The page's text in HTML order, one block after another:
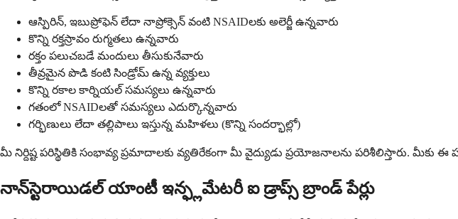
ఆస్పిరిన్, ఇబుప్రోఫెన్ లేదా నాప్రోక్సెన్ వంటి NSAIDలకు అలెర్జీ ఉన్నవారు
కొన్ని రక్తస్రావం రుగ్మతలు ఉన్నవారు
రక్తం పలుచబడే మందులు తీసుకునేవారు
తీవ్రమైన పొడి కంటి సిండ్రోమ్ ఉన్న వ్యక్తులు
కొన్ని రకాల కార్నియల్ సమస్యలు ఉన్నవారు
గతంలో NSAIDలతో సమస్యలు ఎదుర్కొన్నవారు
గర్భిణులు లేదా తల్లిపాలు ఇస్తున్న మహిళలు (కొన్ని సందర్భాల్లో)
మీ నిర్దిష్ట పరిస్థితికి సంభావ్య ప్రమాదాలకు వ్యతిరేకంగా మీ వైద్యుడు ప్రయోజనాలను పరిశీలిస్తారు. మీకు
నాన్‌స్టెరాయిడల్ యాంటీ ఇన్ఫ్లమేటరీ ఐ డ్రాప్స్ బ్రాండ్ పేర్లు